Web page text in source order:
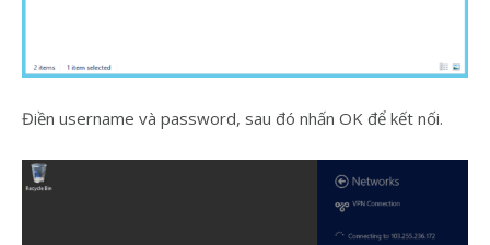
Điền username và password, sau đó nhấn OK để kết nối.